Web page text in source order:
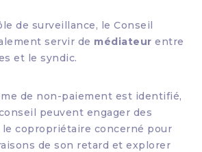
de surveillance, le Conseil
servir de médiateur entre
et le syndic.
de non-paiement est identifié,
peuvent engager des
le copropriétaire concerné pour
de son retard et explorer